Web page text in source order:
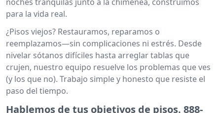
para la vida real.
¿Pisos viejos? Restauramos, reparamos o
reemplazamos—sin complicaciones ni estrés. Desde
nivelar sótanos difíciles hasta arreglar tablas que
crujen, nuestro equipo resuelve los problemas que ves
(y los que no). Trabajo simple y honesto que resiste el
paso del tiempo.
Hablemos de tus objetivos de pisos. 888-